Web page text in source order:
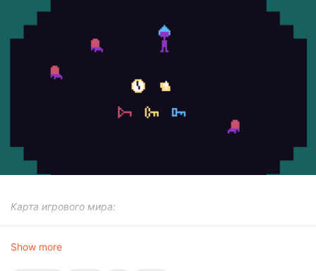
Карта игрового мира:
Show more